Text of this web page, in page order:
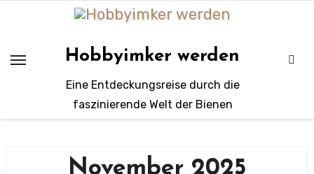
Hobbyimker werden
Eine Entdeckungsreise durch die
faszinierende Welt der Bienen
November 2025